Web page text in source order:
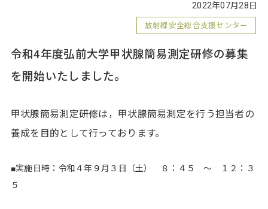
2022年07月28日
放射線安全総合支援センター
令和4年度弘前大学甲状腺簡易測定研修の募集
を開始いたしました。
甲状腺簡易測定研修は，甲状腺簡易測定を行う担当者の
養成を目的として行っております。
■実施日時：令和４年９月３日（土） ８：４５ ～ １２：３
５